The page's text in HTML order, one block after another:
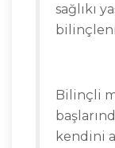
sağlıkı
Bilinçli
kendini